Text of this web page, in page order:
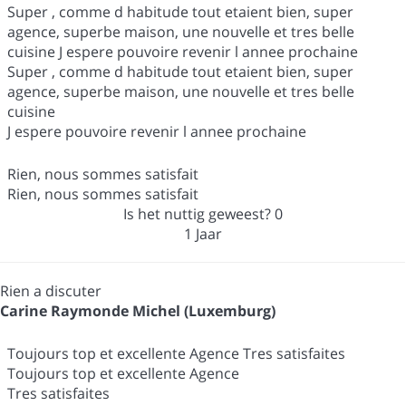
Super , comme d habitude tout etaient bien, super
agence, superbe maison, une nouvelle et tres belle
cuisine J espere pouvoire revenir l annee prochaine
Super , comme d habitude tout etaient bien, super
agence, superbe maison, une nouvelle et tres belle
cuisine
J espere pouvoire revenir l annee prochaine
Rien, nous sommes satisfait
Rien, nous sommes satisfait
Is het nuttig geweest?0
1 Jaar
Rien a discuter
Carine Raymonde Michel (Luxemburg)
Toujours top et excellente Agence Tres satisfaites
Toujours top et excellente Agence
Tres satisfaites